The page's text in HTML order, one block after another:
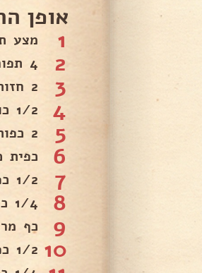
אופן
1 מצע
2 4 תפוחי אדמה חתוכים גס.
3 2 חזות עוף פרוסים לא דק.
4 1/2 כוס כוסברה קצוצה.
5 2 כפות שמן.
6 כפית
7 1/2 כפית פפריקה מתוקה .
8 1/4 כפית מלח גס.
9 כף
10 1/2 כפית גריל עוף.